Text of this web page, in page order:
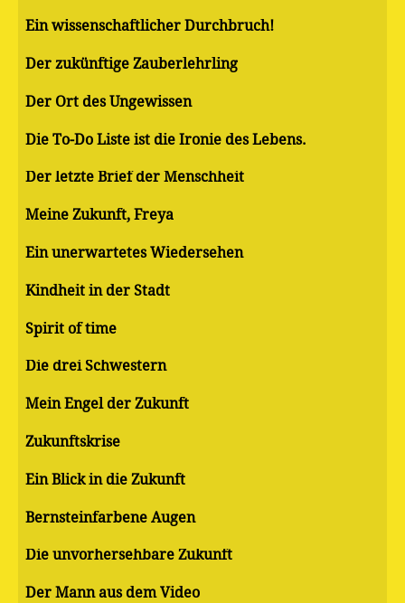
Ein wissenschaftlicher Durchbruch!
Der zukünftige Zauberlehrling
Der Ort des Ungewissen
Die To-Do Liste ist die Ironie des Lebens.
Der letzte Brief der Menschheit
Meine Zukunft, Freya
Ein unerwartetes Wiedersehen
Kindheit in der Stadt
Spirit of time
Die drei Schwestern
Mein Engel der Zukunft
Zukunftskrise
Ein Blick in die Zukunft
Bernsteinfarbene Augen
Die unvorhersehbare Zukunft
Der Mann aus dem Video